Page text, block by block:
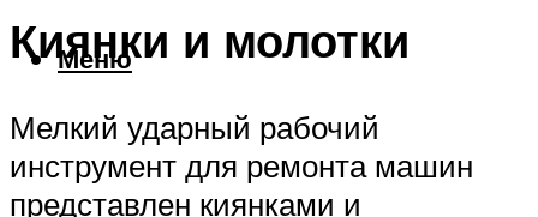
Меню
Киянки и молотки
Мелкий ударный рабочий
инструмент для ремонта машин
представлен киянками и